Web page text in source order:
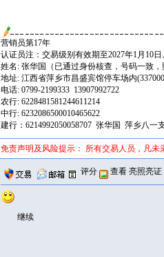
营销员第17年
认证员注：交易级别有效期至2027年1月10日
姓名: 张华国（已通过身份核查，号码一致
地址: 江西省萍乡市昌盛宾馆停车场内
电话: 0799-2199333 13907992722
农行: 6228481581244611214
中行: 6232086500010465622
建行：6214992050058707 张华国 萍乡八一
免责声明及风险提示： 所有交易人员，凡
评分 查看 亮照亮证
继续